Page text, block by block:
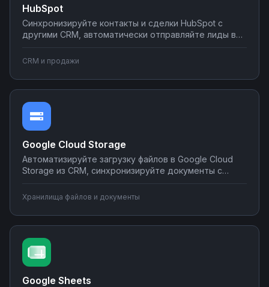
HubSpot
Синхронизируйте контакты и сделки HubSpot с
другими CRM, автоматически отправляйте лиды в
в планировщиках при изменении статуса сделки.
Настраивайте двусторонний обмен данными без
программирования на платформе Nodul.
CRM и продажи
Google Cloud Storage
Автоматизируйте загрузку файлов в Google Cloud
Storage из CRM, синхронизируйте документы с
уведомления о новых файлах в мессенджеры.
Создавайте интеграции облачного хранилища без
программирования на Nodul.
Хранилища файлов и документы
Google Sheets